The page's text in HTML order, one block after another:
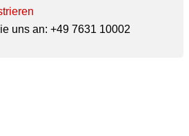
uns an: +49 7631 10002